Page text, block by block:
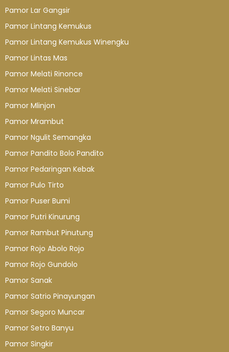
Pamor Lar Gangsir
Pamor Lintang Kemukus
Pamor Lintang Kemukus Winengku
Pamor Lintas Mas
Pamor Melati Rinonce
Pamor Melati Sinebar
Pamor Mlinjon
Pamor Mrambut
Pamor Ngulit Semangka
Pamor Pandito Bolo Pandito
Pamor Pedaringan Kebak
Pamor Pulo Tirto
Pamor Puser Bumi
Pamor Putri Kinurung
Pamor Rambut Pinutung
Pamor Rojo Abolo Rojo
Pamor Rojo Gundolo
Pamor Sanak
Pamor Satrio Pinayungan
Pamor Segoro Muncar
Pamor Setro Banyu
Pamor Singkir